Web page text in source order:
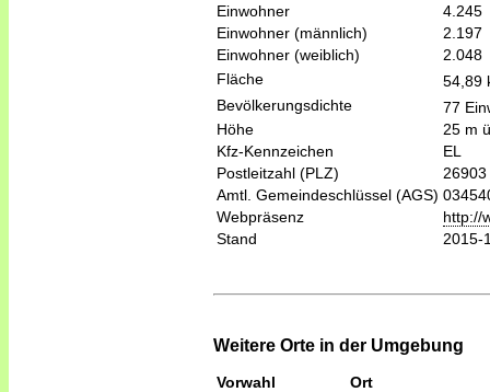
Einwohner
4.245
Einwohner (männlich)
2.197
Einwohner (weiblich)
2.048
Fläche
54,89
Bevölkerungsdichte
77
Höhe
25 m
Kfz-Kennzeichen
EL
Postleitzahl (PLZ)
26903
Amtl. Gemeindeschlüssel (AGS)
Webpräsenz
http://
Stand
2015-
Weitere Orte in der Umgebung
Vorwahl
Ort